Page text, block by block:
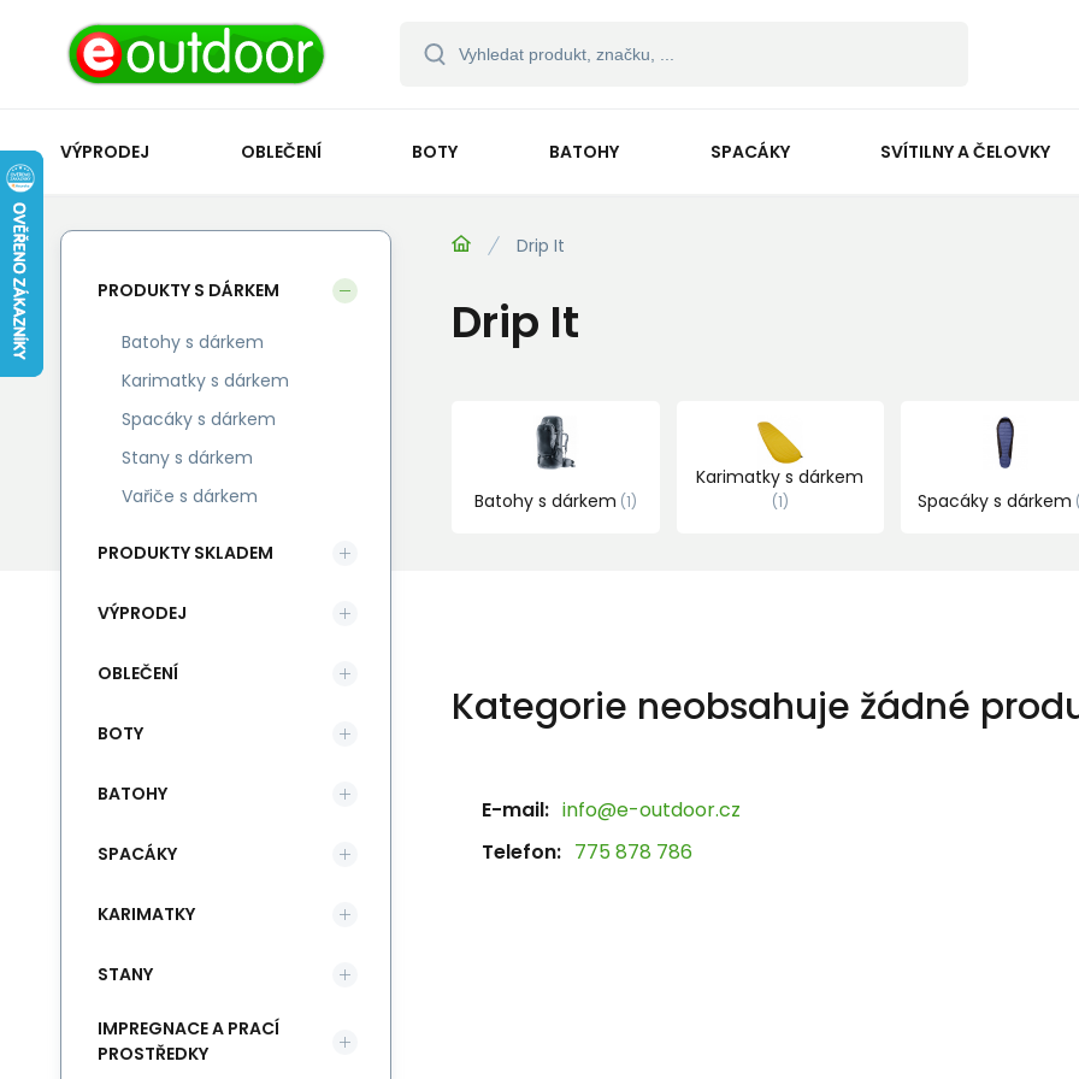
VÝPRODEJ OBLEČENÍ BOTY BATOHY SPACÁKY SVÍTILNY A ČELOVKY
Drip It
Drip It
Batohy s dárkem 1
Karimatky s dárkem
1 Spacáky s dárkem
Kategorie neobsahuje žádné
E-mail: info@e-outdoor.cz
Telefon: 775 878 786
PRODUKTY S DÁRKEM
Batohy s dárkem
Karimatky s dárkem
Spacáky s dárkem
Stany s dárkem
Vařiče s dárkem
PRODUKTY SKLADEM
VÝPRODEJ
OBLEČENÍ
BOTY
BATOHY
SPACÁKY
KARIMATKY
STANY
IMPREGNACE A PRACÍ
PROSTŘEDKY